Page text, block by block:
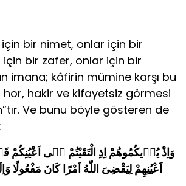
bir nimet, onlar için bir
bir zafer, onlar için bir
imana; kâfirin mümine karşı bu
hor, hakir ve kifayetsiz görmesi
Ve bunu böyle gösteren de
وَاِذْ يُرٖيكُمُوهُمْ اِذِ الْتَقَيْتُمْ فٖى اَعْيُنِكُمْ
اَعْيُنِهِمْ لِيَقْضِىَ اللّٰهُ اَمْرًا كَانَ مَفْعُولًا